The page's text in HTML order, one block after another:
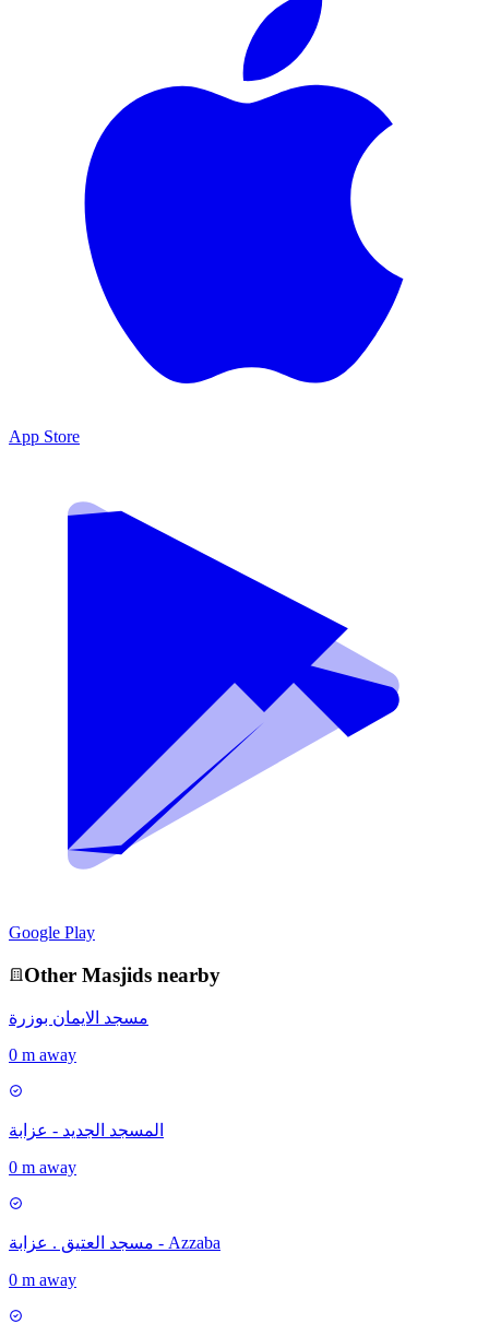
App Store
Google Play
Other Masjids nearby
مسجد الايمان بوزرة
0 m away
المسجد الجديد - عزابة
0 m away
مسجد العتيق . عزابة - Azzaba
0 m away